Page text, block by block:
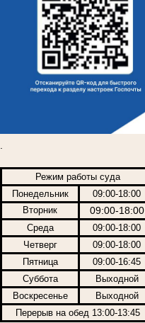
Режим работы суда
Понедельник
09:00-18:00
Вторник
09:00-18:00
Среда
09:00-18:00
Четверг
09:00-18:00
Пятница
09:00-16:45
Суббота
Выходной
Воскресенье
Выходной
Перерыв на обед 13:00-13:45